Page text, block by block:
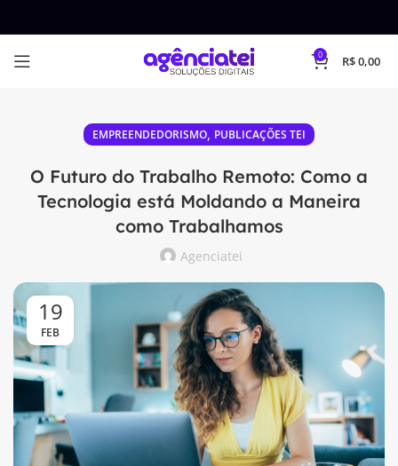
0 R$0,00
EMPREENDEDORISMO, PUBLICAÇÕES TEI
O Futuro do Trabalho Remoto: Como a
Tecnologia está Moldando a Maneira
como Trabalhamos
Agenciatei
19
FEB